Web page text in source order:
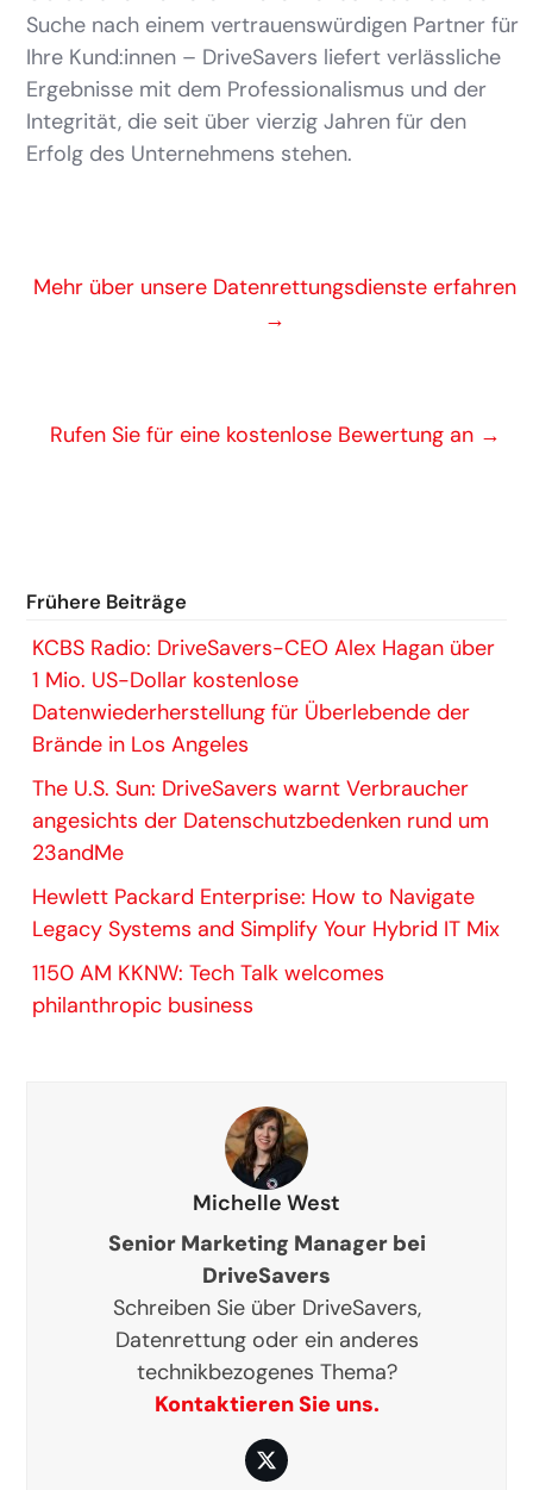
Suche nach einem vertrauenswürdigen Partner für
Ihre Kund:innen – DriveSavers liefert verlässliche
Ergebnisse mit dem Professionalismus und der
Integrität, die seit über vierzig Jahren für den
Erfolg des Unternehmens stehen.
Mehr über unsere Datenrettungsdienste erfahren
→
Rufen Sie für eine kostenlose Bewertung an →
Frühere Beiträge
KCBS Radio: DriveSavers-CEO Alex Hagan über
1 Mio. US-Dollar kostenlose
Datenwiederherstellung für Überlebende der
Brände in Los Angeles
The U.S. Sun: DriveSavers warnt Verbraucher
angesichts der Datenschutzbedenken rund um
23andMe
Hewlett Packard Enterprise: How to Navigate
Legacy Systems and Simplify Your Hybrid IT Mix
1150 AM KKNW: Tech Talk welcomes
philanthropic business
Michelle West
Senior Marketing Manager bei
DriveSavers
Schreiben Sie über DriveSavers,
Datenrettung oder ein anderes
technikbezogenes Thema?
Kontaktieren Sie uns.
Twitter